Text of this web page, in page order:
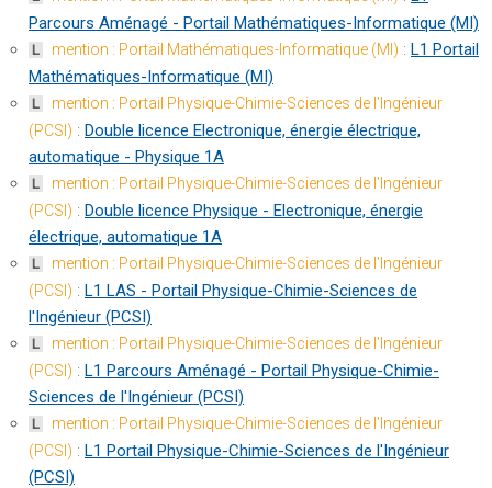
Parcours Aménagé - Portail Mathématiques-Informatique (MI)
L mention : Portail Mathématiques-Informatique (MI) : L1 Portail
Mathématiques-Informatique (MI)
L
mention : Portail Physique-Chimie-Sciences de l'Ingénieur
(PCSI) : Double licence Electronique, énergie électrique,
automatique - Physique 1A
L
mention : Portail Physique-Chimie-Sciences de l'Ingénieur
(PCSI) : Double licence Physique - Electronique, énergie
électrique, automatique 1A
L
mention : Portail Physique-Chimie-Sciences de l'Ingénieur
(PCSI) : L1 LAS - Portail Physique-Chimie-Sciences de
l'Ingénieur (PCSI)
L
mention : Portail Physique-Chimie-Sciences de l'Ingénieur
(PCSI) : L1 Parcours Aménagé - Portail Physique-Chimie-
Sciences de l'Ingénieur (PCSI)
L
mention : Portail Physique-Chimie-Sciences de l'Ingénieur
(PCSI) : L1 Portail Physique-Chimie-Sciences de l'Ingénieur
(PCSI)